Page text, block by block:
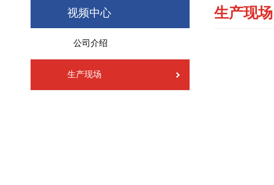
视频中心
公司介绍
生产现场
生产现场